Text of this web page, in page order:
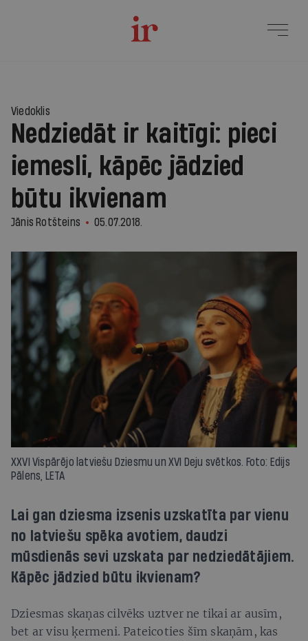
Viedoklis
Nedziedāt ir kaitīgi: pieci
iemesli, kāpēc jādzied
būtu ikvienam
Jānis Rotšteins 05.07.2018.
XXVI Vispārējo latviešu Dziesmu un XVI Deju svētkos. Foto: Edijs
Pālens, LETA
Lai gan dziesma izsenis uzskatīta par vienu
no latviešu spēka avotiem, daudzi
mūsdienās sevi uzskata par nedziedātājiem.
Kāpēc jādzied būtu ikvienam?
Dziesmas skaņas cilvēks uztver ne tikai ar ausīm,
bet ar visu ķermeni. Pateicoties šīm skaņām, kas